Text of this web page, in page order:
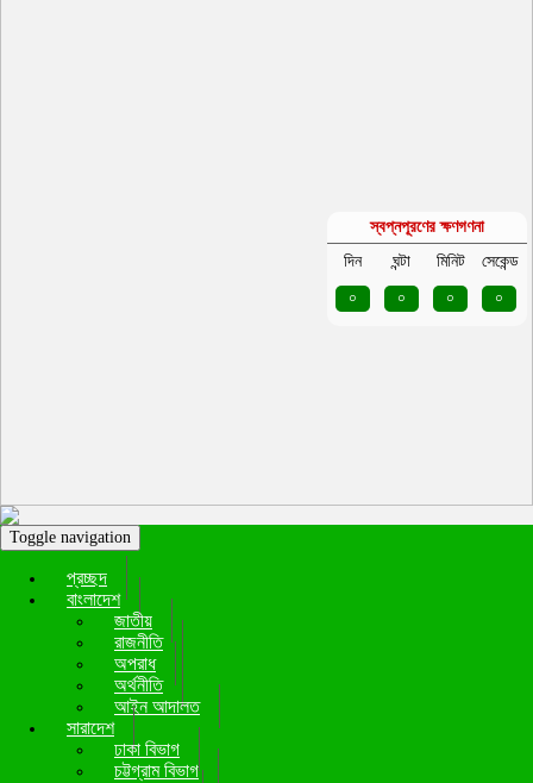
Toggle navigation
প্রচ্ছদ
বাংলাদেশ
জাতীয়
রাজনীতি
অপরাধ
অর্থনীতি
আইন আদালত
সারাদেশ
ঢাকা বিভাগ
চট্টগ্রাম বিভাগ
স্বপ্নপূরণের ক্ষণগণনা
দিন
ঘন্টা মিনিট
সেকেন্ড
০
০ ০ ০